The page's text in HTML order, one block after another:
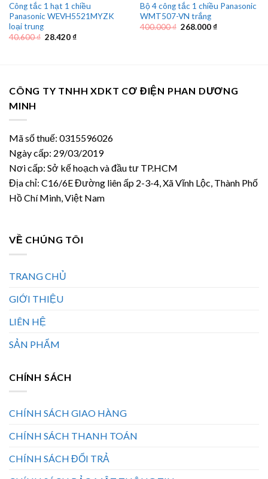
Công tắc 1 hạt 1 chiều
Panasonic WEVH5521MYZK
loại trung
40.600₫ Giá
28.420₫Giá
Bộ 4 công tắc 1 chiều Panasonic
WMT507-VN trắng
400.000₫ Giá
268.000₫Giá
CÔNG TY TNHH XDKT CƠ ĐIỆN PHAN DƯƠNG
MINH
Mã số thuế: 0315596026
Ngày cấp: 29/03/2019
Nơi cấp: Sở kế hoạch và đầu tư TP.HCM
Địa chỉ: C16/6E Đường liên ấp 2-3-4, Xã Vĩnh Lộc, Thành Phố
Hồ Chí Minh, Việt Nam
VỀ CHÚNG TÔI
TRANG CHỦ
GIỚI THIỆU
LIÊN HỆ
SẢN PHẨM
CHÍNH SÁCH
CHÍNH SÁCH GIAO HÀNG
CHÍNH SÁCH THANH TOÁN
CHÍNH SÁCH ĐỔI TRẢ